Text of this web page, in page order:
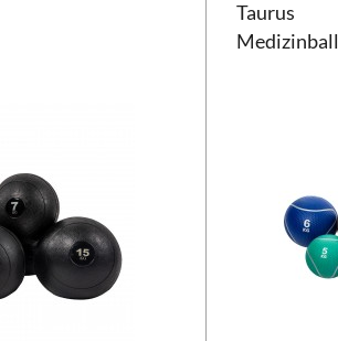
Taurus
Medizinball